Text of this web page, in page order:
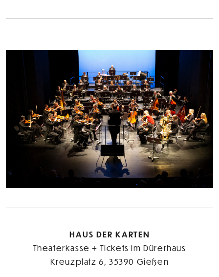
HAUS DER KARTEN
Theaterkasse + Tickets im Dürerhaus
Kreuzplatz 6, 35390 Gießen